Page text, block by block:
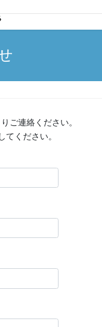
ご連絡ください。
ください。